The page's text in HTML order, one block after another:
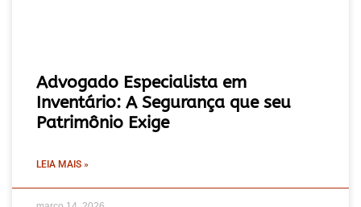
Advogado Especialista em
Inventário: A Segurança que seu
Patrimônio Exige
LEIA MAIS »